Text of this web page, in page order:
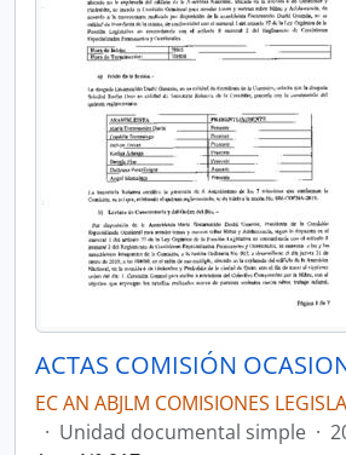
EC AN ABJLM COMISIONES
· Unidad documental simple ·